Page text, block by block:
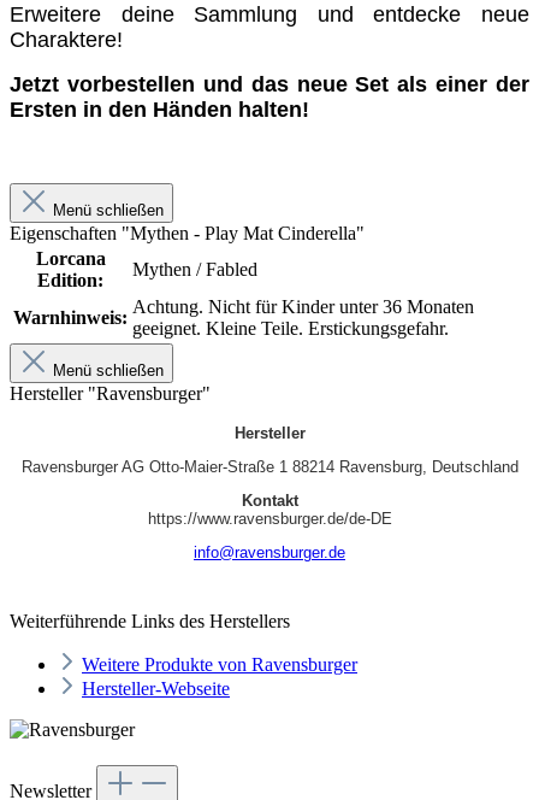
Erweitere deine Sammlung und entdecke neue
Charaktere!
Jetzt vorbestellen und das neue Set als einer der
Ersten in den Händen halten!
Menü schließen
Eigenschaften "Mythen - Play Mat Cinderella"
Lorcana
Edition:
Mythen / Fabled
Warnhinweis:
Achtung. Nicht für Kinder unter 36 Monaten
geeignet. Kleine Teile. Erstickungsgefahr.
Menü schließen
Hersteller "Ravensburger"
Hersteller
Ravensburger AG Otto‑Maier‑Straße 1 88214 Ravensburg, Deutschland
Kontakt
https://www.ravensburger.de/de-DE
info@ravensburger.de
Weiterführende Links des Herstellers
Weitere Produkte von Ravensburger
Hersteller-Webseite
Newsletter